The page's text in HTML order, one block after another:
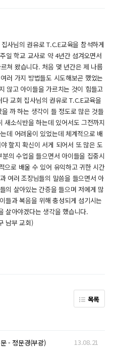
사님의 권유로 T.C.E교육을 참석하게
일 학교 교사로 약 4년간 섬겨오면서
쳐 왔습니다. 처음 몇 년간은 제 나름
러 가지 방법들도 시도해보곤 했었는
않고 아이들을 가르치는 것이 힘들고
교회 집사님의 권유로 T.C.E교육을
까 하는 생각이 들 정도로 많은 것들
소식반을 하는데 있어서도 그전까지
데 어려움이 있었는데 체계적으로 배
할지 확신이 서게 되어서 또 많은 도
의 수업을 들으면서 아이들을 집중시
으로 배울 수 있어 유익하고 귀한 시간
여러 조장님들의 말씀을 들으면서 아
의 살아있는 간증을 들으며 저에게 많
들과 복음을 위해 충성되게 섬기시는
살아야겠다는 생각을 했습니다.
남부 교회)
목록
- 정문경(부광) 13.08.21